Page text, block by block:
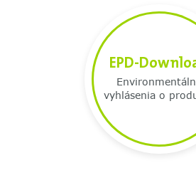
EPD-
vyhlásenia o